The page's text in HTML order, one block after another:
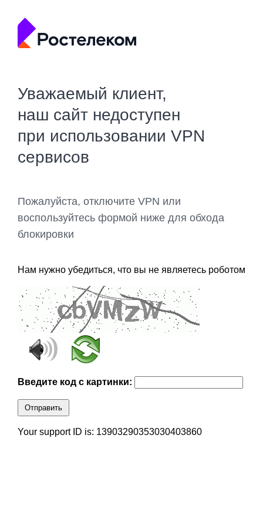
Уважаемый клиент,
наш сайт недоступен
при использовании VPN
сервисов
Пожалуйста, отключите VPN или
воспользуйтесь формой ниже для обхода
блокировки
Нам нужно убедиться, что вы не являетесь роботом
Введите код с картинки:
Отправить
Your support ID is: 13903290353030403860